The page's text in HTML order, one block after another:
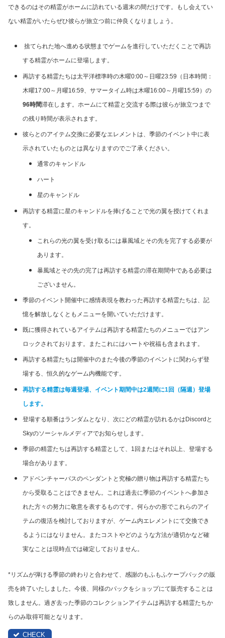
できるのはその精霊がホームに訪れている週末の間だけです。もし会えてい
ない精霊がいたらぜひ彼らが旅立つ前に仲良くなりましょう。
捨てられた地へ進める状態までゲームを進行していただくことで再訪
する精霊がホームに登場します。
再訪する精霊たちは太平洋標準時の木曜0:00～日曜23:59（日本時間：
木曜17:00～月曜16:59、サマータイム時は木曜16:00～月曜15:59）の
96時間滞在します。ホームにて精霊と交流する際は彼らが旅立つまで
の残り時間が表示されます。
彼らとのアイテム交換に必要なエレメントは、季節のイベント中に表
示されていたものとは異なりますのでご了承ください。
通常のキャンドル
ハート
星のキャンドル
再訪する精霊に星のキャンドルを捧げることで光の翼を授けてくれま
す。
これらの光の翼を受け取るには暴風域とその先を完了する必要が
あります。
暴風域とその先の完了は再訪する精霊の滞在期間中である必要は
ございません。
季節のイベント開催中に感情表現を教わった再訪する精霊たちは、記
憶を解放しなくともメニューを開いていただけます。
既に獲得されているアイテムは再訪する精霊たちのメニューではアン
ロックされております。またこれにはハートや祝福も含まれます。
再訪する精霊たちは開催中のまた今後の季節のイベントに関わらず登
場する、恒久的なゲーム内機能です。
再訪する精霊は毎週登場、 イベント期間中は2週間に1回（隔週）登場
します。
登場する順番はランダムとなり、次にどの精霊が訪れるかはDiscordと
Skyのソーシャルメディアでお知らせします。
季節の精霊たちは再訪する精霊として、1回またはそれ以上、登場する
場合があります。
アドベンチャーパスのペンダントと究極の贈り物は再訪する精霊たち
から受取ることはできません。これは過去に季節のイベントへ参加さ
れた方々の努力に敬意を表するものです。何らかの形でこれらのアイ
テムの復活を検討しておりますが、ゲーム内エレメントにて交換でき
るようにはなりません。またコストやどのような方法が適切かなど確
実なことは現時点では確定しておりません。
*リズムが弾ける季節の終わりと合わせて、感謝のもふもふケープパックの販
売を終了いたしました。今後、同様のパックをショップにて販売することは
致しません。過ぎ去った季節のコレクションアイテムは再訪する精霊たちか
らのみ取得可能となります。